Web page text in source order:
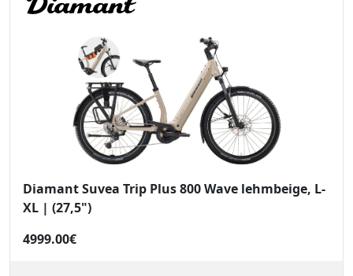
Diamant Suvea Trip Plus 800 Wave lehmbeige, L-
XL | (27,5")
4999.00€